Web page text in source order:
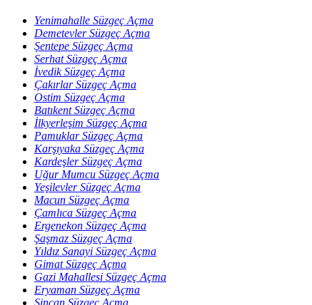
Yenimahalle Süzgeç Açma
Demetevler Süzgeç Açma
Şentepe Süzgeç Açma
Serhat Süzgeç Açma
İvedik Süzgeç Açma
Çakırlar Süzgeç Açma
Ostim Süzgeç Açma
Batıkent Süzgeç Açma
İlkyerleşim Süzgeç Açma
Pamuklar Süzgeç Açma
Karşıyaka Süzgeç Açma
Kardeşler Süzgeç Açma
Uğur Mumcu Süzgeç Açma
Yeşilevler Süzgeç Açma
Macun Süzgeç Açma
Çamlıca Süzgeç Açma
Ergenekon Süzgeç Açma
Şaşmaz Süzgeç Açma
Yıldız Sanayi Süzgeç Açma
Gimat Süzgeç Açma
Gazi Mahallesi Süzgeç Açma
Eryaman Süzgeç Açma